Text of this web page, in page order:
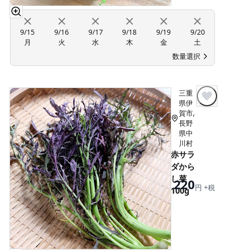
9/15
月
9/16
火
9/17
水
9/18
木
9/19
金
9/20
土
数量選択
三重
県伊
賀市,
長野
県中
川村
赤サラ
ダから
し菜
100g
220円 +税